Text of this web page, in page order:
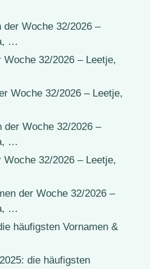
der Woche 32/2026 –
…
Woche 32/2026 – Leetje,
Woche 32/2026 – Leetje,
der Woche 32/2026 –
…
Woche 32/2026 – Leetje,
der Woche 32/2026 –
…
häufigsten Vornamen &
die häufigsten